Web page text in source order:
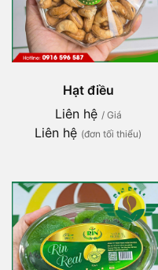
Hạt điều
Liên hệ / Giá
Liên hệ (đơn tối thiểu)